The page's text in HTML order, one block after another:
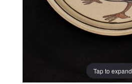
Tap to expand